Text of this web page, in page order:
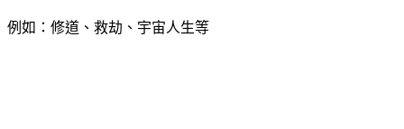
例如：修道、救劫、宇宙人生等